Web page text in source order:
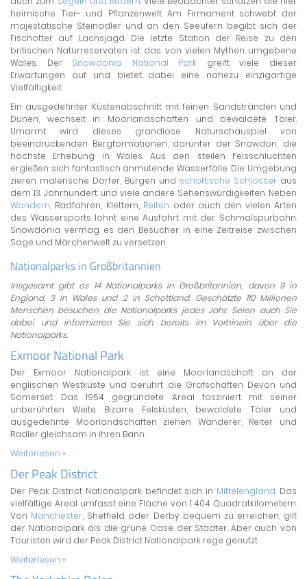
heimische Tier- und Pflanzenwelt. Am Firmament schwebt der
majestätische Steinadler und an den Seeufern begibt sich der
Fischotter auf Lachsjagd. Die letzte Station der Reise zu den
britischen Naturreservaten ist das von vielen Mythen umgebene
Wales. Der Snowdonia National Park greift viele dieser
Erwartungen auf und bietet dabei eine nahezu einzigartige
Vielfältigkeit.
Ein ausgedehnter Küstenabschnitt mit feinen Sandstränden und
Dünen, wechselt in Moorlandschaften und bewaldete Täler.
Umarmt wird dieses grandiose Naturschauspiel von
beeindruckenden Bergformationen, darunter der Snowdon, die
höchste Erhebung in Wales. Aus den steilen Felsschluchten
ergießen sich fantastisch anmutende Wasserfälle. Die Umgebung
zieren malerische Dörfer, Burgen und schottische Schlösser aus
dem 13. Jahrhundert und viele andere Sehenswürdigkeiten. Neben
Wandern, Radfahren, Klettern, Reiten oder auch den vielen Arten
des Wassersports lohnt eine Ausfahrt mit der Schmalspurbahn.
Snowdonia vermag es den Besucher in eine Zeitreise zwischen
Sage und Märchenwelt zu versetzen.
Nationalparks in Großbritannien
Insgesamt gibt es 14 Nationalparks in Großbritannien, davon 9 in
England, 3 in Wales und 2 in Schottland. Geschätzte 110 Millionen
Menschen besuchen die Nationalparks jedes Jahr. Seien auch Sie
dabei und informieren Sie sich bereits im Vorhinein über die
Nationalparks.
Exmoor National Park
Der Exmoor Nationalpark ist eine Moorlandschaft an der
englischen Westküste und berührt die Grafschaften Devon und
Somerset. Das 1954 gegründete Areal fasziniert mit seiner
unberührten Weite. Bizarre Felsküsten, bewaldete Täler und
ausgedehnte Moorlandschaften ziehen Wanderer, Reiter und
Radler gleichsam in ihren Bann.
Weiterlesen »
Der Peak District
Der Peak District Nationalpark befindet sich in Mittelengland. Das
vielfältige Areal umfasst eine Fläche von 1 404 Quadratkilometern.
Von Manchester, Sheffield oder Derby bequem zu erreichen, gilt
der Nationalpark als die grüne Oase der Städter. Aber auch von
Touristen wird der Peak District Nationalpark rege genutzt.
Weiterlesen »